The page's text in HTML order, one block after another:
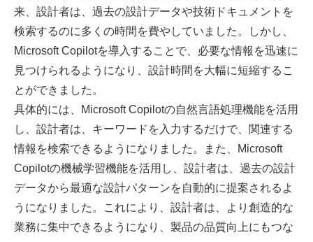
来、設計者は、過去の設計データや技術ドキュメントを
検索するのに多くの時間を費やしていました。しかし、
Microsoft Copilotを導入することで、必要な情報を迅速に
見つけられるようになり、設計時間を大幅に短縮するこ
とができました。
具体的には、Microsoft Copilotの自然言語処理機能を活用
し、設計者は、キーワードを入力するだけで、関連する
情報を検索できるようになりました。また、Microsoft
Copilotの機械学習機能を活用し、設計者は、過去の設計
データから最適な設計パターンを自動的に提案されるよ
うになりました。これにより、設計者は、より創造的な
業務に集中できるようになり、製品の品質向上にもつな